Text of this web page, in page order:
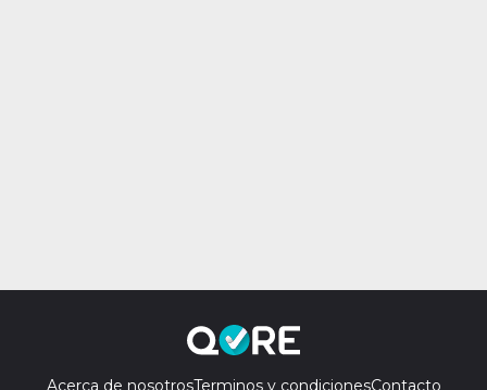
Acerca de nosotrosTerminos y condicionesContacto